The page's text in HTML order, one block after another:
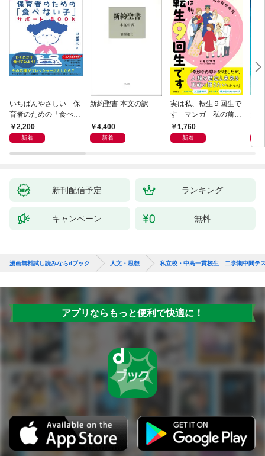
いちばんやさしい 保
育者のための「食べな
い子」サポートＢＯＯ
Ｋ 偏食・少食のお悩
2,200
新着
新約聖書 本文の訳
4,400
新着
実は私、転生９回生で
す マンガ 私の前世
物語1,760
新着
が
新刊配信予定 ランキング
キャンペーン 無料
漫画無料試し読みならdブック 人文・思想 私立校・中高一貫校生 二学期中間テ
アプリならもっと便利で快適に！